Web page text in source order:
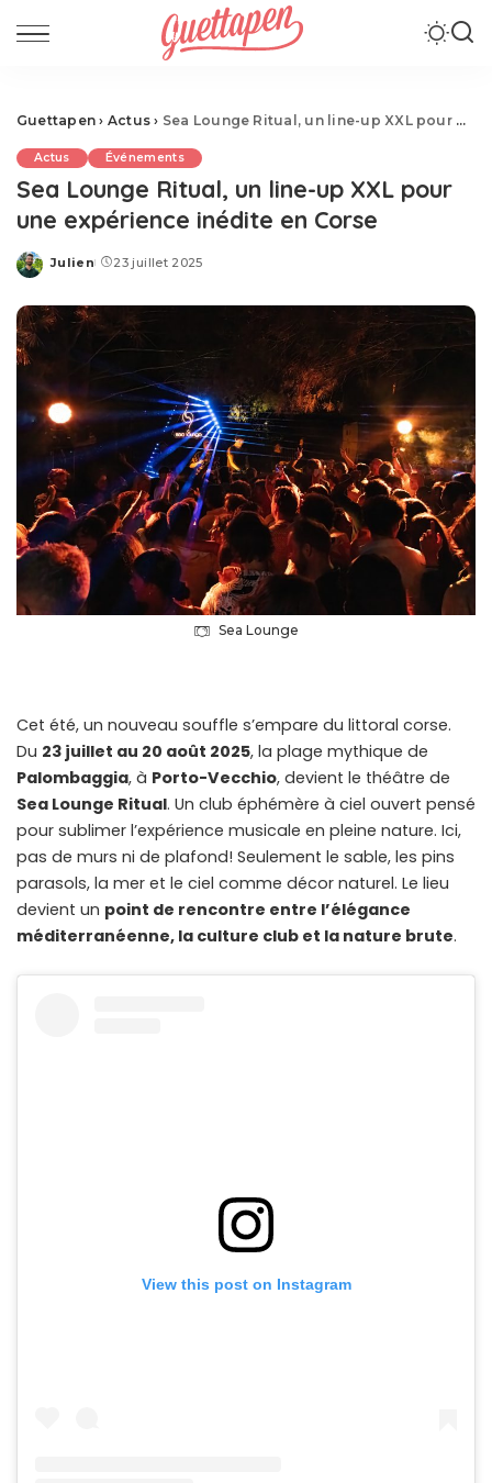
Guettapen › Actus › Sea Lounge Ritual, un line-up XXL pour une expérience inédite en Corse
Actus Événements
Sea Lounge Ritual, un line-up XXL pour
une expérience inédite en Corse
Posted
Julien 23 juillet 2025
Sea Lounge
Cet été, un nouveau souffle s’empare du littoral corse.
Du 23 juillet au 20 août 2025, la plage mythique de
Palombaggia, à Porto-Vecchio, devient le théâtre de
Sea Lounge Ritual. Un club éphémère à ciel ouvert pensé
pour sublimer l’expérience musicale en pleine nature. Ici,
pas de murs ni de plafond! Seulement le sable, les pins
parasols, la mer et le ciel comme décor naturel. Le lieu
devient un point de rencontre entre l’élégance
méditerranéenne, la culture club et la nature brute.
View this post on Instagram